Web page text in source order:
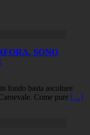
SONO
fondo basta ascoltare
Come pure […]